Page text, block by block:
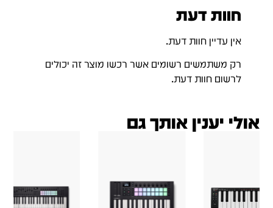
חוות דעת
אין עדיין חוות דעת.
רק משתמשים רשומים אשר רכשו מוצר זה יכולים
לרשום חוות דעת.
אולי יענין אותך גם